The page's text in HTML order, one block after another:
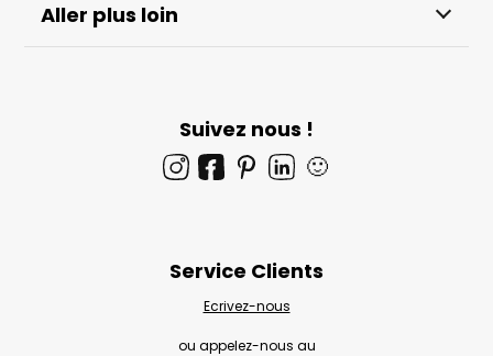
Aller plus loin
Suivez nous !
🙂
Service Clients
Ecrivez-nous
ou appelez-nous au